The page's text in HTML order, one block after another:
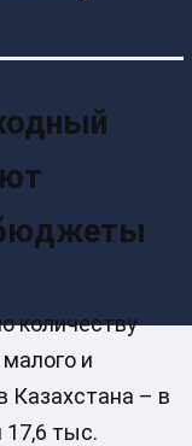
количеству
и
Казахстана – в
тыс.